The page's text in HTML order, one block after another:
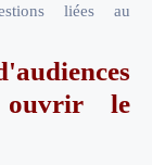
liées au
ouvrir le